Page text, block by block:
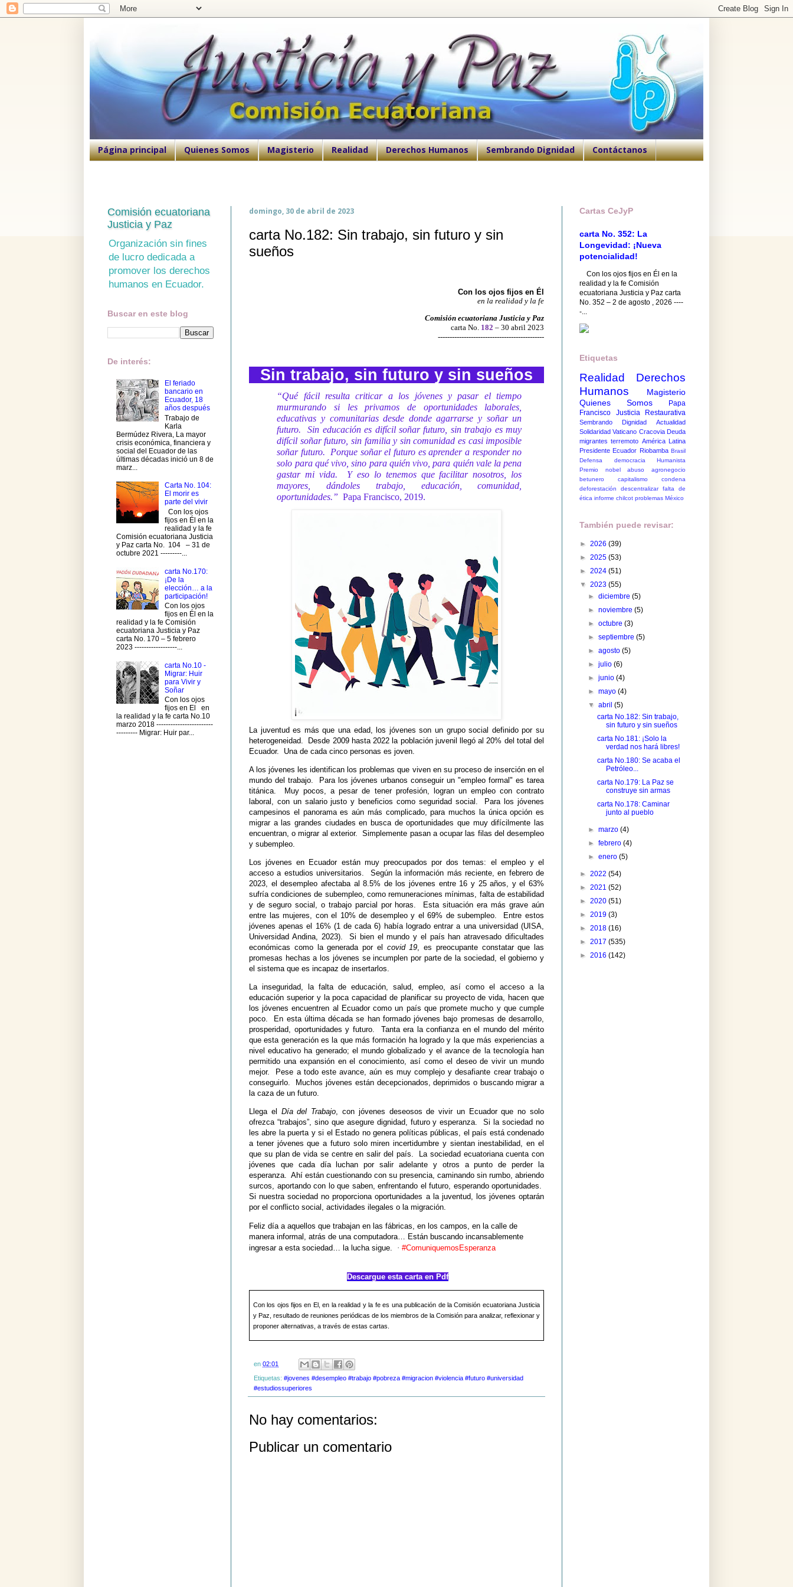
Página principal Quienes Somos Magisterio Realidad Derechos Humanos Sembrando Dignidad Contáctanos
domingo, 30 de abril de 2023
carta No.182: Sin trabajo, sin futuro y sin
sueños
Con los ojos fijos en Él
en la realidad y la fe
Comisión ecuatoriana Justicia y Paz
carta No. 182 – 30 abril 2023
---------------------------------------------
Sin trabajo, sin futuro y sin sueños
“Qué fácil resulta criticar a los jóvenes y pasar el tiempo
murmurando si les privamos de oportunidades laborales,
educativas y comunitarias desde donde agarrarse y soñar un
futuro.
Sin educación es difícil soñar futuro, sin trabajo es muy
difícil soñar futuro, sin familia y sin comunidad es casi imposible
soñar futuro.
Porque soñar el futuro es aprender a responder no
solo para qué vivo, sino para quién vivo, para quién vale la pena
gastar mi vida.
Y eso lo tenemos que facilitar nosotros, los
mayores, dándoles trabajo, educación, comunidad,
oportunidades.” Papa Francisco, 2019.
La juventud es más que una edad, los jóvenes son un grupo social definido por su
heterogeneidad.
Desde 2009 hasta 2022 la población juvenil llegó al 20% del total del
Ecuador.
Una de cada cinco personas es joven.
A los jóvenes les identifican los problemas que viven en su proceso de inserción en el
mundo del trabajo.
Para los jóvenes urbanos conseguir un "empleo formal" es tarea
titánica.
Muy pocos, a pesar de tener profesión, logran un empleo con contrato
laboral, con un salario justo y beneficios como seguridad social.
Para los jóvenes
campesinos el panorama es aún más complicado, para muchos la única opción es
migrar a las grandes ciudades en busca de oportunidades que muy difícilmente las
encuentran, o migrar al exterior.
Simplemente pasan a ocupar las filas del desempleo
y subempleo.
Los jóvenes en Ecuador están muy preocupados por dos temas: el empleo y el
acceso a estudios universitarios.
Según la información más reciente, en febrero de
2023, el desempleo afectaba al 8.5% de los jóvenes entre 16 y 25 años, y el 63%
sufría condiciones de subempleo, como remuneraciones mínimas, falta de estabilidad
y de seguro social, o trabajo parcial por horas.
Esta situación era más grave aún
entre las mujeres, con el 10% de desempleo y el 69% de subempleo.
Entre estos
jóvenes apenas el 16% (1 de cada 6) había logrado entrar a una universidad (UISA,
Universidad Andina, 2023).
Si bien el mundo y el país han atravesado dificultades
económicas como la generada por el covid 19 , es preocupante constatar que las
promesas hechas a los jóvenes se incumplen por parte de la sociedad, el gobierno y
el sistema que es incapaz de insertarlos.
La inseguridad, la falta de educación, salud, empleo, así como el acceso a la
educación superior y la poca capacidad de planificar su proyecto de vida, hacen que
los jóvenes encuentren al Ecuador como un país que promete mucho y que cumple
poco.
En esta última década se han formado jóvenes bajo promesas de desarrollo,
prosperidad, oportunidades y futuro.
Tanta era la confianza en el mundo del mérito
que esta generación es la que más formación ha logrado y la que más experiencias a
nivel educativo ha generado; el mundo globalizado y el avance de la tecnología han
permitido una expansión en el conocimiento, así como el deseo de vivir un mundo
mejor.
Pese a todo este avance, aún es muy complejo y desafiante crear trabajo o
conseguirlo.
Muchos jóvenes están decepcionados, deprimidos o buscando migrar a
la caza de un futuro.
Llega el Día del Trabajo, con jóvenes deseosos de vivir un Ecuador que no solo
ofrezca “trabajos”, sino que asegure dignidad, futuro y esperanza.
Si la sociedad no
les abre la puerta y si el Estado no genera políticas públicas, el país está condenado
a tener jóvenes que a futuro solo miren incertidumbre y sientan inestabilidad, en el
que su plan de vida se centre en salir del país.
La sociedad ecuatoriana cuenta con
jóvenes que cada día luchan por salir adelante y otros a punto de perder la
esperanza. Ahí están cuestionando con su presencia, caminando sin rumbo, abriendo
surcos, aportando con lo que saben, enfrentando el futuro, esperando oportunidades.
Si nuestra sociedad no proporciona oportunidades a la juventud, los jóvenes optarán
por el conflicto social, actividades ilegales o la migración.
Feliz día a aquellos que trabajan en las fábricas, en los campos, en la calle de
manera informal, atrás de una computadora… Están buscando incansablemente
ingresar a esta sociedad… la lucha sigue.
· #ComuniquemosEsperanza
Descargue esta carta en Pdf
Con los ojos fijos en El, en la realidad y la fe es una publicación de la Comisión ecuatoriana Justicia
y Paz, resultado de reuniones periódicas de los miembros de la Comisión para analizar, reflexionar y
proponer alternativas, a través de estas cartas.
en 02:01
Etiquetas: #jovenes #desempleo #trabajo #pobreza #migracion #violencia #futuro #universidad
#estudiossuperiores
No hay comentarios:
Publicar un comentario
Comisión ecuatoriana
Justicia y Paz
Organización sin fines
de lucro dedicada a
promover los derechos
humanos en Ecuador.
Buscar en este blog
De interés:
El feriado
bancario en
Ecuador, 18
años después
Trabajo de
Karla
Bermúdez Rivera, La mayor
crisis económica, financiera y
social del Ecuador de las
últimas décadas inició un 8 de
marz...
Carta No. 104:
El morir es
parte del vivir
Con los ojos
fijos en Él en la
realidad y la fe
Comisión ecuatoriana Justicia
y Paz carta No. 104 – 31 de
octubre 2021 ---------...
carta No.170:
¡De la
elección… a la
participación!
Con los ojos
fijos en Él en la
realidad y la fe Comisión
ecuatoriana Justicia y Paz
carta No. 170 – 5 febrero
2023 ------------------...
carta No.10 -
Migrar: Huir
para Vivir y
Soñar
Con los ojos
fijos en El en
la realidad y la fe carta No.10
marzo 2018 ------------------------
--------- Migrar: Huir par...
Cartas CeJyP
carta No. 352: La
Longevidad: ¡Nueva
potencialidad!
Con los ojos fijos en Él en la
realidad y la fe Comisión
ecuatoriana Justicia y Paz carta
No. 352 – 2 de agosto , 2026 ----
-...
Etiquetas
Realidad
Derechos
Humanos
Magisterio
Quienes Somos
Papa
Francisco
Justicia Restaurativa
Sembrando Dignidad
Actualidad
Solidaridad Vaticano Cracovia Deuda
migrantes terremoto América Latina
Presidente Ecuador Riobamba Brasil
Defensa democracia
Humanista
Premio nobel
abuso
agronegocio
betunero
capitalismo
condena
deforestación
descentralizar
falta de
ética informe chilcot problemas México
También puede revisar:
► 2026 (39)
► 2025 (53)
► 2024 (51)
▼ 2023 (55)
►diciembre(5)
►noviembre(5)
►octubre(3)
►septiembre(5)
►agosto(5)
►julio(6)
►junio(4)
►mayo(4)
▼abril(5)
carta No.182: Sin trabajo,
sin futuro y sin sueños
carta No.181: ¡Solo la
verdad nos hará libres!
carta No.180: Se acaba el
Petróleo...
carta No.179: La Paz se
construye sin armas
carta No.178: Caminar
junto al pueblo
►marzo(4)
►febrero(4)
►enero(5)
► 2022 (54)
► 2021 (52)
► 2020 (51)
► 2019 (3)
► 2018 (16)
► 2017 (535)
► 2016 (142)